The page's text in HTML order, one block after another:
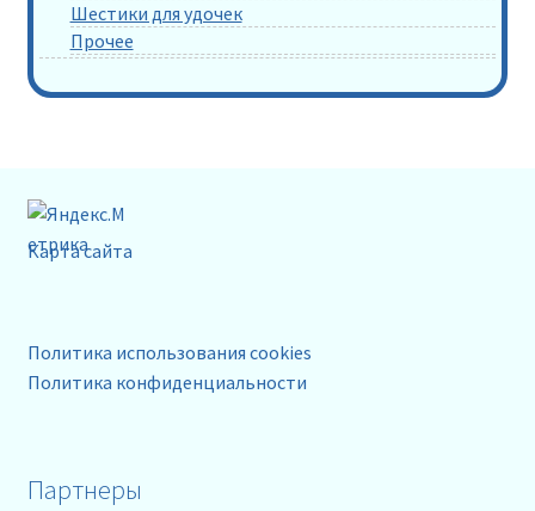
Шестики для удочек
Прочее
Карта сайта
Политика использования cookies
Политика конфиденциальности
Партнеры